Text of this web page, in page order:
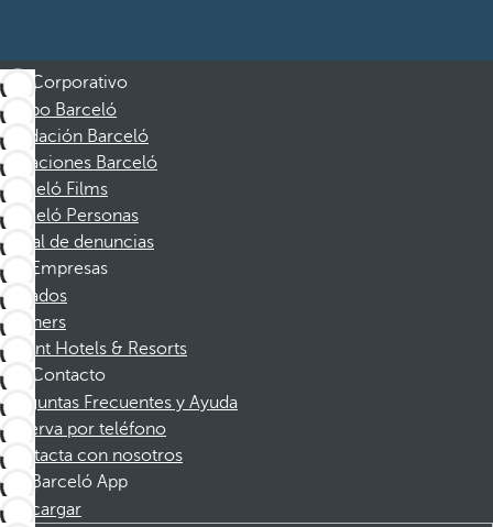
Corporativo
Grupo Barceló
Fundación Barceló
Vacaciones Barceló
Barceló Films
Barceló Personas
Canal de denuncias
Empresas
Afiliados
Partners
Dorint Hotels & Resorts
Contacto
Preguntas Frecuentes y Ayuda
Reserva por teléfono
Contacta con nosotros
Barceló App
Descargar